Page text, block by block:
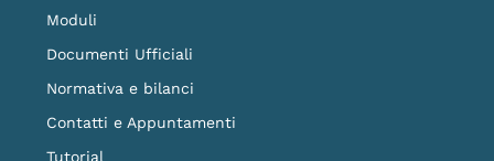
Moduli
Documenti Ufficiali
Normativa e bilanci
Contatti e Appuntamenti
Tutorial